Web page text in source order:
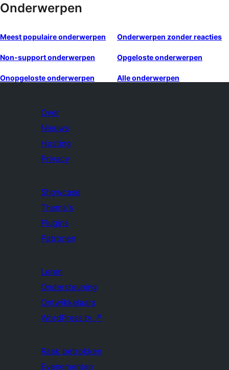
Onderwerpen
Meest populaire onderwerpen Onderwerpen zonder reacties
Non-support onderwerpen Opgeloste onderwerpen
Onopgeloste onderwerpen Alle onderwerpen
Over
Nieuws
Hosting
Privacy
Showcase
Thema's
Plugins
Patronen
Leren
Ondersteuning
Ontwikkelaars
WordPress.tv ↗
Raak betrokken
Evenementen